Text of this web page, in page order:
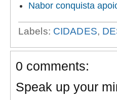
Nabor conquista
Labels: CIDADES,
0 comments:
Speak up your